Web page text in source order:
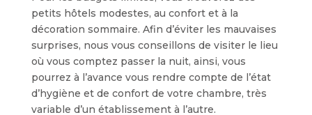
petits hôtels modestes, au confort et à la
décoration sommaire. Afin d’éviter les mauvaises
surprises, nous vous conseillons de visiter le lieu
où vous comptez passer la nuit, ainsi, vous
pourrez à l’avance vous rendre compte de l’état
d’hygiène et de confort de votre chambre, très
variable d’un établissement à l’autre.